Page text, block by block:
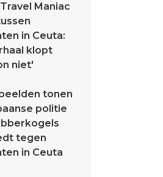
Maniac
in Ceuta:
klopt
niet'
tonen
politie
tegen
in Ceuta